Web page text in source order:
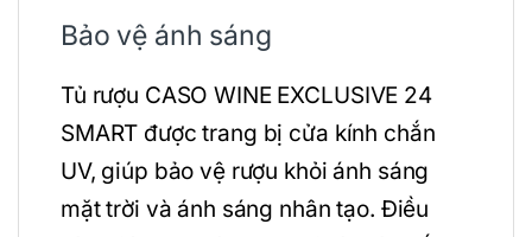
Bảo vệ ánh sáng
Tủ rượu CASO WINE EXCLUSIVE 24
SMART được trang bị cửa kính chắn
UV, giúp bảo vệ rượu khỏi ánh sáng
mặt trời và ánh sáng nhân tạo. Điều